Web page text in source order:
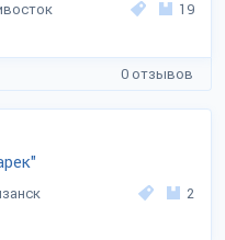
19
0 отзывов
2